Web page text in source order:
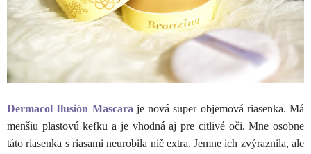
Dermacol Ilusión Mascara je nová super objemová riasenka. Má
menšiu plastovú kefku a je vhodná aj pre citlivé oči. Mne osobne
táto riasenka s riasami neurobila nič extra. Jemne ich zvýraznila, ale